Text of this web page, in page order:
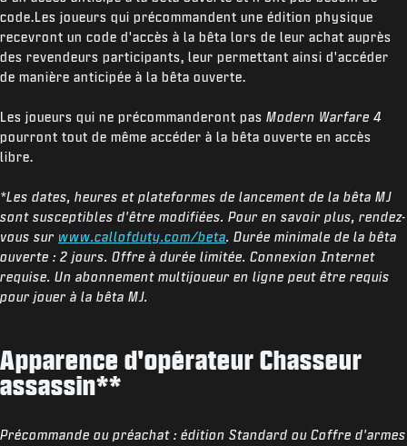
code.Les joueurs qui précommandent une édition physique
recevront un code d'accès à la bêta lors de leur achat auprès
des revendeurs participants, leur permettant ainsi d'accéder
de manière anticipée à la bêta ouverte.
Les joueurs qui ne précommanderont pas Modern Warfare 4
pourront tout de même accéder à la bêta ouverte en accès
libre.
*Les dates, heures et plateformes de lancement de la bêta MJ
sont susceptibles d'être modifiées. Pour en savoir plus, rendez-
vous sur www.callofduty.com/beta. Durée minimale de la bêta
ouverte : 2 jours. Offre à durée limitée. Connexion Internet
requise. Un abonnement multijoueur en ligne peut être requis
pour jouer à la bêta MJ.
Apparence d'opérateur Chasseur
assassin**
Précommande ou préachat : édition Standard ou Coffre d'armes